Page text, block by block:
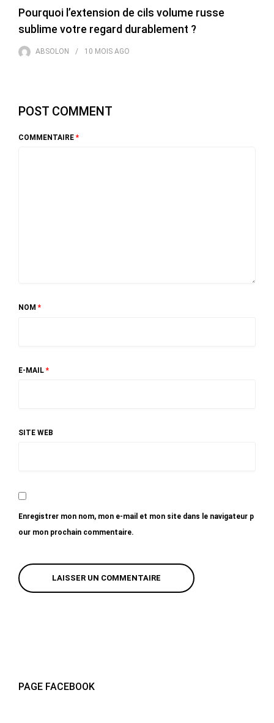
Pourquoi l’extension de cils volume russe
sublime votre regard durablement ?
ABSOLON 10 MOIS AGO
POST COMMENT
COMMENTAIRE *
NOM *
E-MAIL *
SITE WEB
Enregistrer mon nom, mon e-mail et mon site dans le navigateur p
our mon prochain commentaire.
PAGE FACEBOOK